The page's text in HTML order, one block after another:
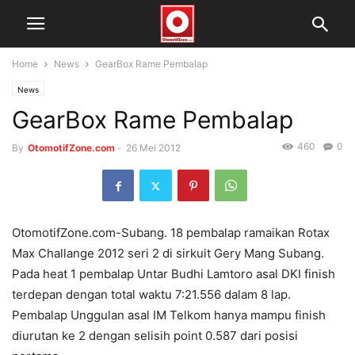
Home News GearBox Rame Pembalap
News
GearBox Rame Pembalap
By OtomotifZone.com - 26 Mei 2012 0
460
OtomotifZone.com-Subang. 18 pembalap ramaikan Rotax
Max Challange 2012 seri 2 di sirkuit Gery Mang Subang.
Pada heat 1 pembalap Untar Budhi Lamtoro asal DKI finish
terdepan dengan total waktu 7:21.556 dalam 8 lap.
Pembalap Unggulan asal IM Telkom hanya mampu finish
diurutan ke 2 dengan selisih point 0.587 dari posisi